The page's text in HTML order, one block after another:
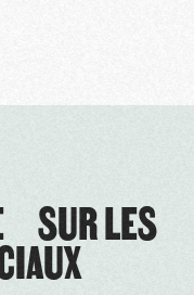
SUR LES